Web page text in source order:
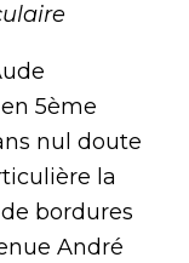
5ème
nul doute
la
bordures
André